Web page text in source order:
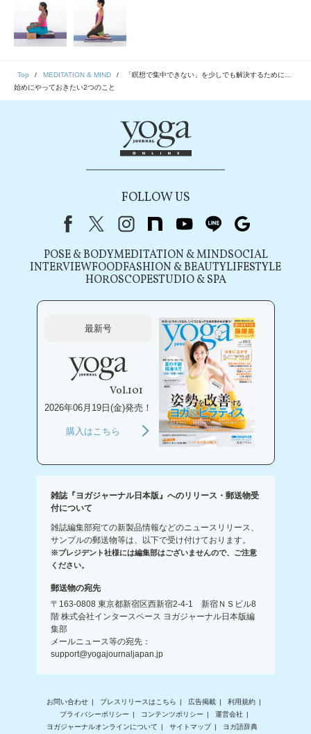
Top MEDITATION & MIND
「瞑想で集中できない」を少しでも解決するために…
始めにやっておきたい2つのこと
FOLLOW US
FacebookX（旧Twitter）
instagram
note youtubeline
POSE & BODYMEDITATION & MINDSOCIAL
INTERVIEWFOODFASHION & BEAUTYLIFESTYLE
HOROSCOPESTUDIO & SPA
最新号
Vol.101
2026年06月19日(金)発売！
購入はこちら
雑誌『ヨガジャーナル日本版』へのリリース・郵送物受
付について
雑誌編集部宛ての新製品情報などのニュースリリース、
サンプルの郵送物等は、以下で受け付けております。
※プレジデント社様には編集部はございませんので、ご注意
ください。
郵送物の宛先
〒163-0808 東京都新宿区西新宿2-4-1 新宿ＮＳビル8
階 株式会社インタースペース ヨガジャーナル日本版編
集部
メールニュース等の宛先：
support@yogajournaljapan.jp
お問い合わせ プレスリリースはこちら 広告掲載
利用規約
プライバシーポリシー
コンテンツポリシー
運営会社
ヨガジャーナルオンラインについて
サイトマップ ヨガ語辞典